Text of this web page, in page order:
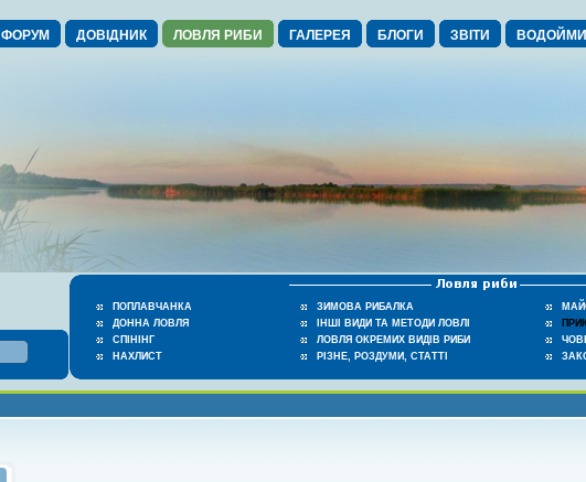
ФОРУМ ДОВІДНИК ЛОВЛЯ РИБИ ГАЛЕРЕЯ БЛОГИ ЗВІТИ ВОДОЙМИ
ПОПЛАВЧАНКА
ДОННА ЛОВЛЯ
СПІНІНГ
НАХЛИСТ
ЗИМОВА РИБАЛКА
ІНШІ ВИДИ ТА МЕТОДИ ЛОВЛІ
ЛОВЛЯ ОКРЕМИХ ВИДІВ РИБИ
РІЗНЕ, РОЗДУМИ, СТАТТІ